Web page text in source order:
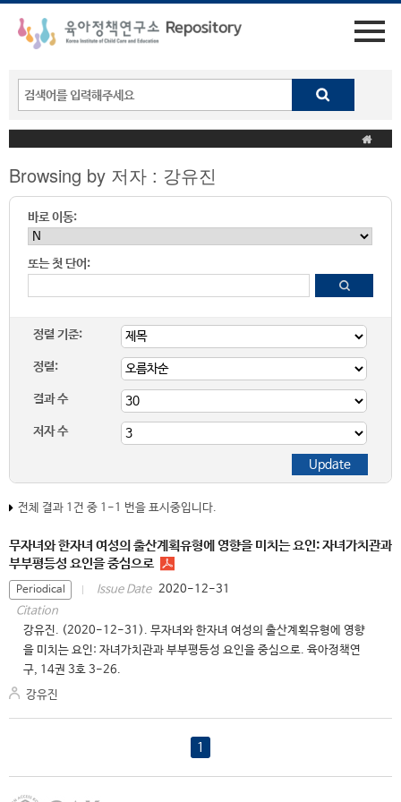
Browsing by 저자 : 강유진
바로 이동:
또는 첫 단어:
정렬 기준:
정렬:
결과 수
저자 수
전체 결과 1건 중 1-1 번을 표시중입니다.
무자녀와 한자녀 여성의 출산계획유형에 영향을 미치는 요인: 자녀가치관과
부부평등성 요인을 중심으로
Periodical Issue Date 2020-12-31
Citation
강유진. (2020-12-31). 무자녀와 한자녀 여성의 출산계획유형에 영향
을 미치는 요인: 자녀가치관과 부부평등성 요인을 중심으로. 육아정책연
구, 14권 3호 3-26.
강유진
1